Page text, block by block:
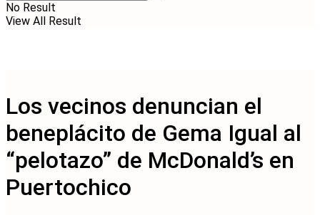
No Result
View All Result
Los vecinos denuncian el
beneplácito de Gema Igual al
“pelotazo” de McDonald’s en
Puertochico